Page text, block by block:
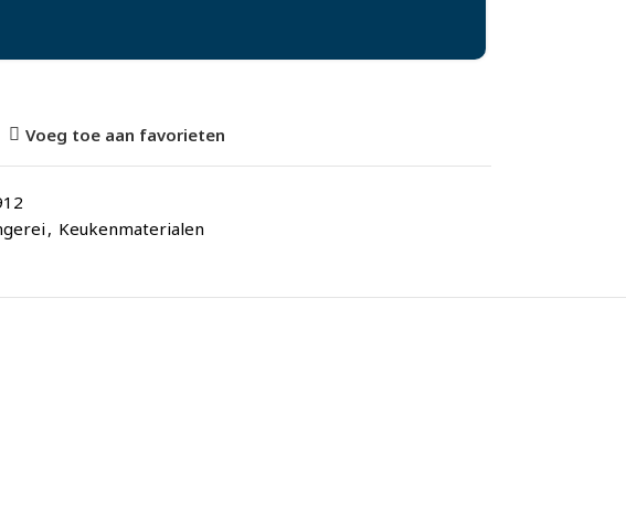
Voeg toe aan favorieten
, Keukenmaterialen